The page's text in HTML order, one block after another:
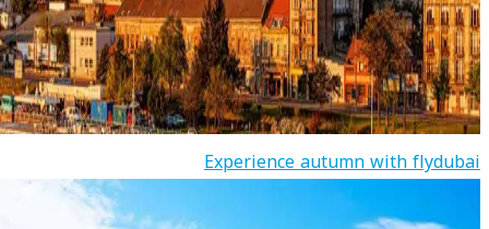
Experience autumn with flydubai